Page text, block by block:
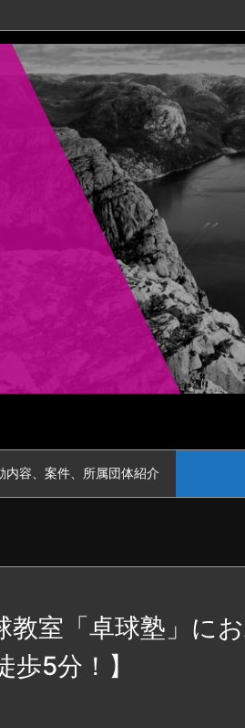
内容、案件、所属団体紹介
室「卓球塾」に
5分！】